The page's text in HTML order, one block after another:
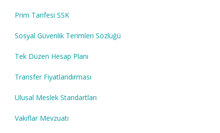
Prim Tarifesi SSK
Sosyal Güvenlik Terimleri Sözlüğü
Tek Düzen Hesap Planı
Transfer Fiyatlandırması
Ulusal Meslek Standartları
Vakıflar Mevzuatı